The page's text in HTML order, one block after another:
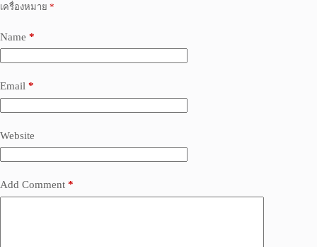
เครื่องหมาย *
Name *
Email *
Website
Add Comment *